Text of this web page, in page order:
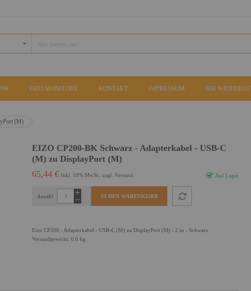
EIZO MONITORE KONTAKT IMPRESSUM IHR WIDERRUF
(M)
EIZO CP200-BK Schwarz - Adapterkabel - USB-C
(M) zu DisplayPort (M)
Auf Lager
65,44 € Inkl. 19% MwSt., zzgl. Versand
Anzahl IN DEN WARENKORB
Eizo CP200 - Adapterkabel - USB-C (M) zu DisplayPort (M) - 2 m - Schwarz
Versandgewicht: 0.0 kg